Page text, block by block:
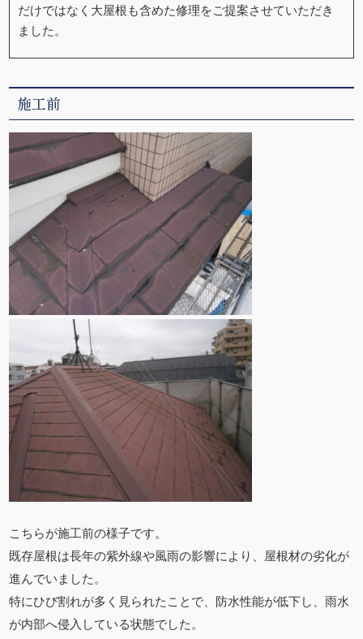
だけではなく大屋根も含めた修理をご提案させていただき
ました。
施工前
こちらが施工前の様子です。
既存屋根は長年の紫外線や風雨の影響により、屋根材の劣化が
進んでいました。
特にひび割れが多く見られたことで、防水性能が低下し、雨水
が内部へ侵入している状態でした。